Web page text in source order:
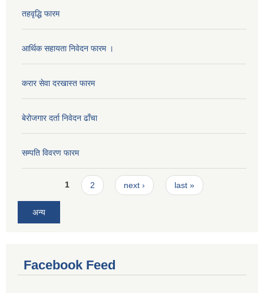
तहवृद्धि फारम
आर्थिक सहायता निवेदन फारम ।
करार सेवा दरखास्त फारम
बेरोजगार दर्ता निवेदन ढाँचा
सम्पति विवरण फारम
Pages1 2 next › last »
अन्य
Facebook Feed